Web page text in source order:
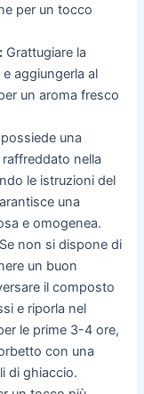
per un tocco
Grattugiare la
aggiungerla al
un aroma fresco
una
nella
le istruzioni del
una
e omogenea.
Se non si dispone di
un buon
il composto
e riporla nel
le prime 3-4 ore,
con una
di ghiaccio.